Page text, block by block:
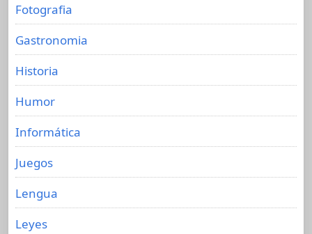
Fotografia
Gastronomia
Historia
Humor
Informática
Juegos
Lengua
Leyes